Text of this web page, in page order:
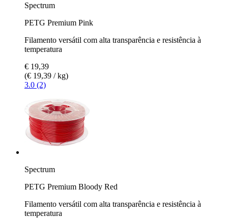
Spectrum
PETG Premium Pink
Filamento versátil com alta transparência e resistência à
temperatura
€ 19,39
(€ 19,39 / kg)
3.0 (2)
Spectrum
PETG Premium Bloody Red
Filamento versátil com alta transparência e resistência à
temperatura